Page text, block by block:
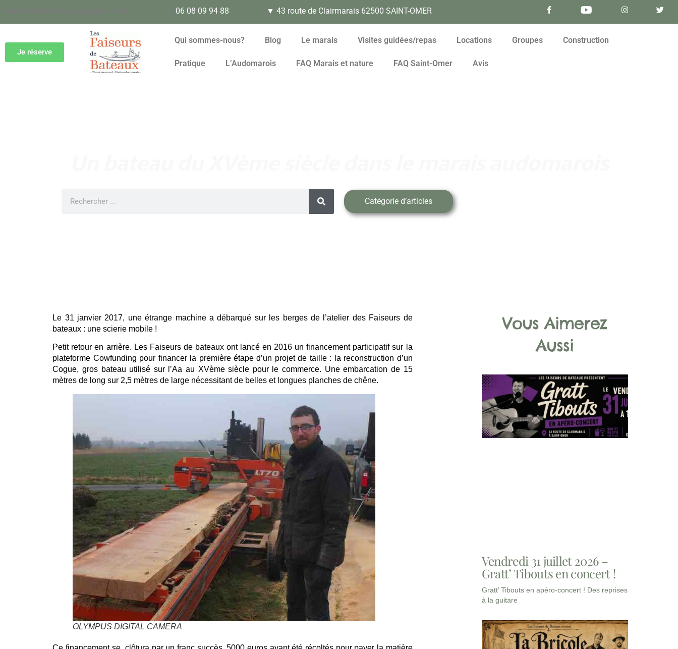
06 08 09 94 88 ▼ 43 route de Clairmarais 62500 SAINT-OMER
Je réserve
Qui sommes-nous? Blog Le marais Visites guidées/repas Locations Groupes Construction
Pratique L’Audomarois FAQ Marais et nature FAQ Saint-Omer Avis
Catégorie d’articles
Le 31 janvier 2017, une étrange machine a débarqué sur les berges de l’atelier des Faiseurs de
bateaux : une scierie mobile !
Petit retour en arrière. Les Faiseurs de bateaux ont lancé en 2016 un financement participatif sur la
plateforme Cowfunding pour financer la première étape d’un projet de taille : la reconstruction d’un
Cogue, gros bateau utilisé sur l’Aa au XVème siècle pour le commerce. Une embarcation de 15
mètres de long sur 2,5 mètres de large nécessitant de belles et longues planches de chêne.
OLYMPUS DIGITAL CAMERA
Vous Aimerez
Aussi
Vendredi 31 juillet 2026 –
Gratt’ Tibouts en concert !
Gratt’ Tibouts en apéro-concert ! Des reprises
à la guitare